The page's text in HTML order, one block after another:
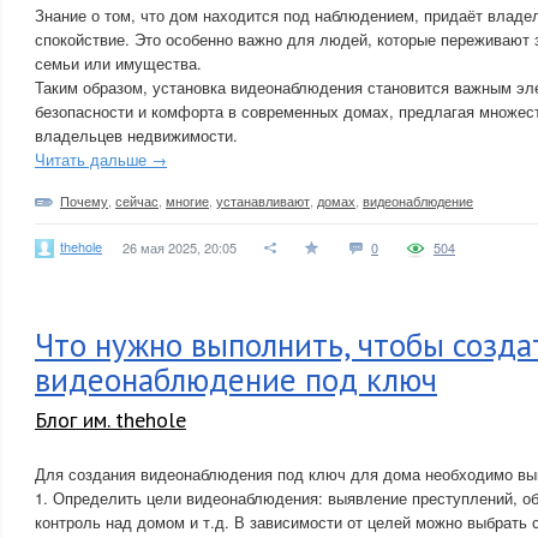
Знание о том, что дом находится под наблюдением, придаёт
спокойствие. Это особенно важно для людей, которые переживают
семьи или имущества.
Таким образом, установка видеонаблюдения становится важным
безопасности и комфорта в современных домах, предлагая
владельцев недвижимости.
Читать дальше →
Почему сейчас многие устанавливают домах видеонаблюдение
thehole 26 мая 2025, 20:05 0 504
Что нужно выполнить, чтобы
видеонаблюдение под ключ
Блог им. thehole
Для создания видеонаблюдения под ключ для дома необходимо
1. Определить цели видеонаблюдения: выявление преступлений,
контроль над домом и т.д. В зависимости от целей можно выбрать